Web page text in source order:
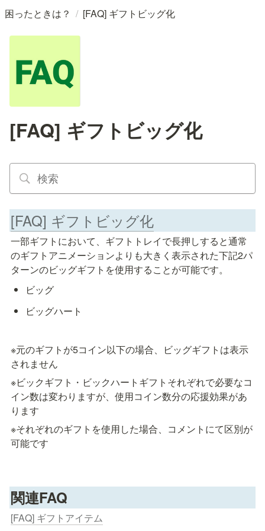
困ったときは？ / [FAQ] ギフトビッグ化
[FAQ] ギフトビッグ化
[FAQ] ギフトビッグ化
一部ギフトにおいて、ギフトトレイで長押しすると通常
のギフトアニメーションよりも大きく表示された下記2パ
ビッグ
ビッグハート
※元のギフトが5コイン以下の場合、ビッグギフトは表示
されません
※ビックギフト・ビックハートギフトそれぞれで必要なコ
イン数は変わりますが、使用コイン数分の応援効果があ
ります
※それぞれのギフトを使用した場合、コメントにて区別が
可能です
関連FAQ
[FAQ] ギフトアイテム